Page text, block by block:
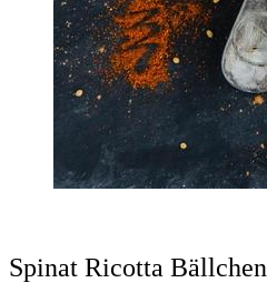
Spinat Ricotta Bällchen